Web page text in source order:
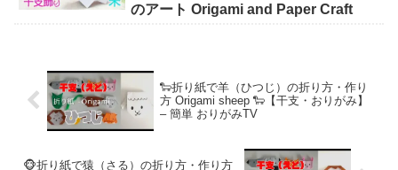
のアート Origami and Paper Craft
🐑折り紙で羊（ひつじ）の折り方・作り
方 Origami sheep 🐑【干支・おりがみ】
– 簡単 おりがみTV
🐵折り紙で猿（さる）の折り方・作り方